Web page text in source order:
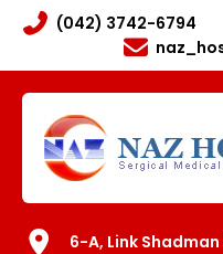
(042) 3742-6794
6-A, Link